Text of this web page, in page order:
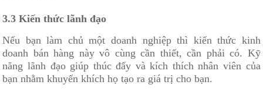
3.3 Kiến thức lãnh đạo
Nếu bạn làm chủ một doanh nghiệp thì kiến thức kinh
doanh bán hàng này vô cùng cần thiết, cần phải có. Kỹ
năng lãnh đạo giúp thúc đẩy và kích thích nhân viên của
bạn nhằm khuyến khích họ tạo ra giá trị cho bạn.